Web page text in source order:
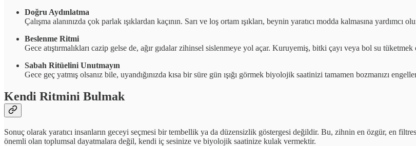
Doğru Aydınlatma
Çalışma alanınızda çok parlak ışıklardan kaçının. Sarı ve loş ortam ışıkları, beynin yaratıcı modda kalmasına yardımcı
Beslenme Ritmi
Gece atıştırmalıkları cazip gelse de, ağır gıdalar zihinsel sislenmeye yol açar. Kuruyemiş, bitki çayı veya bol su
Sabah Ritüelini Unutmayın
Gece geç yatmış olsanız bile, uyandığınızda kısa bir süre gün ışığı görmek biyolojik saatinizi tamamen bozmanızı
Kendi Ritmini Bulmak
Sonuç olarak yaratıcı insanların geceyi seçmesi bir tembellik ya da düzensizlik göstergesi değildir. Bu, zihnin en özgür, en
önemli olan toplumsal dayatmalara değil, kendi iç sesinize ve biyolojik saatinize kulak vermektir.